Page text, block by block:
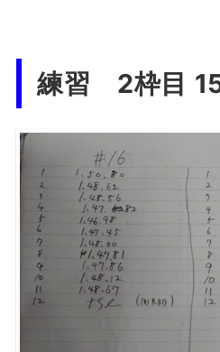
練習 2枠目